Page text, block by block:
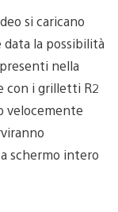
si caricano
data la possibilità
nella
con i grilletti R2
velocemente
schermo intero